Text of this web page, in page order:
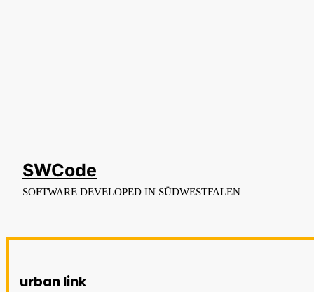
SWCode
SOFTWARE DEVELOPED IN SÜDWESTFALEN
urban link